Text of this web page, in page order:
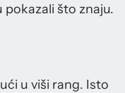
pokazali što znaju.
u viši rang. Isto